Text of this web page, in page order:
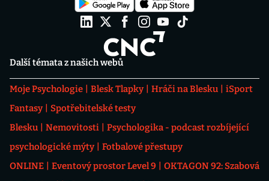
Další témata z našich webů
Moje Psychologie Blesk Tlapky Hráči na Blesku
iSport
Fantasy
Spotřebitelské testy
Blesku
Nemovitosti
Psychologika - podcast rozbíjející
psychologické mýty
Fotbalové přestupy
ONLINE
Eventový prostor Level 9
OKTAGON 92: Szabová